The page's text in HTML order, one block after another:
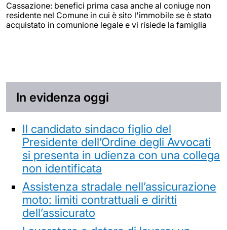
Cassazione: benefici prima casa anche al coniuge non
residente nel Comune in cui è sito l'immobile se è stato
acquistato in comunione legale e vi risiede la famiglia
In evidenza oggi
Il candidato sindaco figlio del
Presidente dell’Ordine degli Avvocati
si presenta in udienza con una collega
non identificata
Assistenza stradale nell’assicurazione
moto: limiti contrattuali e diritti
dell’assicurato